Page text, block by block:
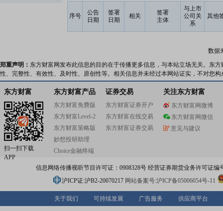
序号
公告
日期
签署
日期
相关
签署
主体
与上市
公司关
系
其他
数据
郑重声明： 东方财富网发布此信息的目的在于传播更多信息，与本站立场无关。东
性、完整性、有效性、及时性、原创性等。相关信息并未经过本网站证实，不对您
东方财富
扫一扫下载
APP
东方财富产品
东方财富免费版
东方财富Level-2
东方财富策略版
妙想投研助理
Choice金融终端
证券交易
东方财富证券开户
东方财富在线交易
东方财富证券交易
关注东方财富
东方财富网微博
东方财富网微信
意见与建议
信息网络传播视听节目许可证：0908328号 经营证券期货业务许可证编
沪ICP证:沪B2-20070217 网站备案号:沪ICP备05006054号-11
关于我们 可持续发展 广告服务 供应商平台